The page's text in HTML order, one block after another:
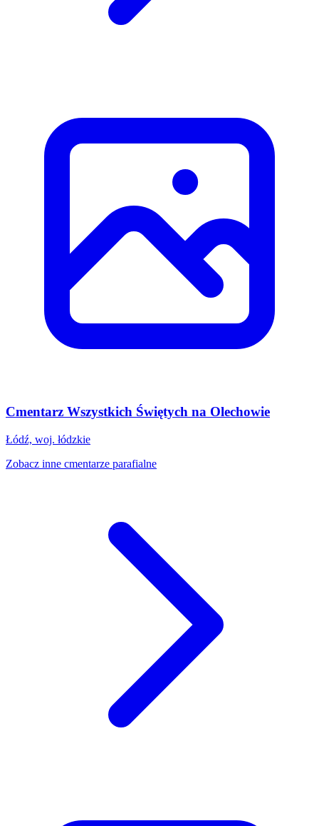
Cmentarz Wszystkich Świętych na Olechowie
Łódź, woj. łódzkie
Zobacz inne cmentarze parafialne